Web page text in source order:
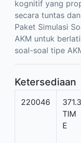
kognitif yang
secara tuntas
Paket Simulasi
AKM untuk
soal-soal tipe
Ketersediaan
220046
371.3
TIM
E